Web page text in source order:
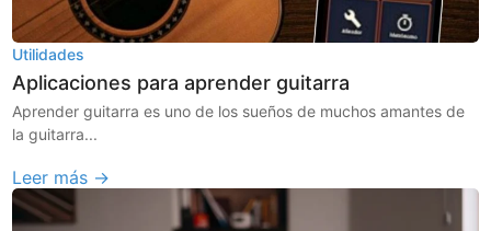
Utilidades
Aplicaciones para aprender guitarra
Aprender guitarra es uno de los sueños de muchos amantes de
la guitarra...
Leer más →